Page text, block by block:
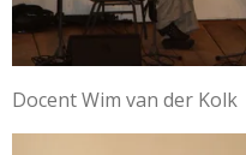
Docent Wim van der Kolk